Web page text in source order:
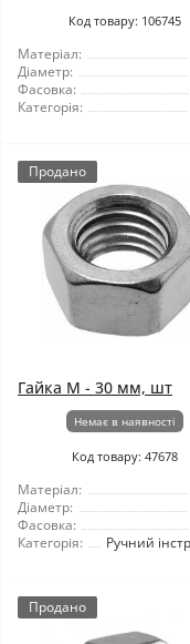
Код товару: 106745
Матеріал:
Діаметр:
Фасовка:
Категорія:
Продано
Гайка М - 30 мм, шт
Немає в наявності
Код товару: 47678
Матеріал:
Діаметр:
Фасовка:
Категорія:
Ручний
Продано